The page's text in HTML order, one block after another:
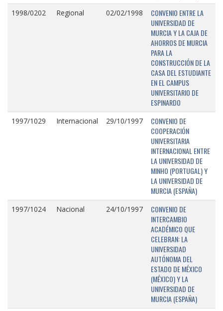
1998/0202 Regional 02/02/1998
CONVENIO ENTRE LA
UNIVERSIDAD DE
MURCIA Y LA CAJA DE
AHORROS DE MURCIA
PARA LA
CONSTRUCCIÓN DE LA
CASA DEL ESTUDIANTE
EN EL CAMPUS
UNIVERSITARIO DE
ESPINARDO
1997/1029 Internacional 29/10/1997
CONVENIO DE
COOPERACIÓN
UNIVERSITARIA
INTERNACIONAL ENTRE
LA UNIVERSIDAD DE
MINHO (PORTUGAL) Y
LA UNIVERSIDAD DE
MURCIA (ESPAÑA)
1997/1024 Nacional 24/10/1997
CONVENIO DE
INTERCAMBIO
ACADÉMICO QUE
CELEBRAN: LA
UNIVERSIDAD
AUTÓNOMA DEL
ESTADO DE MÉXICO
(MÉXICO) Y LA
UNIVERSIDAD DE
MURCIA (ESPAÑA)